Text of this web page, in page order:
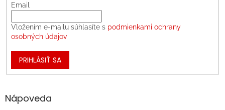
Email
Vložením e-mailu súhlasíte s podmienkami ochrany
osobných údajov
PRIHLÁSIŤ SA
Nápoveda